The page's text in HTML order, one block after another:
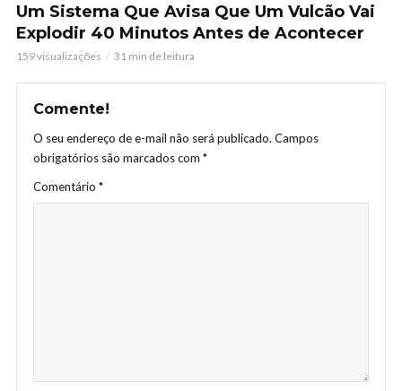
Um Sistema Que Avisa Que Um Vulcão Vai
Explodir 40 Minutos Antes de Acontecer
159 visualizações 31 min de leitura
Comente!
O seu endereço de e-mail não será publicado. Campos
obrigatórios são marcados com *
Comentário *